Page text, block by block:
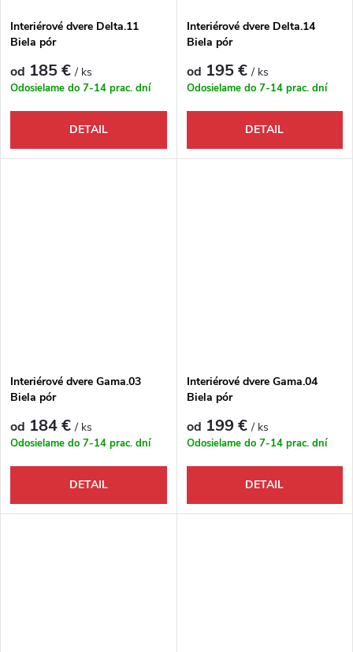
Interiérové dvere Delta.11
Biela pór
od 185 €/ ks
Odosielame do 7-14 prac. dní
DETAIL
Interiérové dvere Delta.14
Biela pór
od 195 €/ ks
Odosielame do 7-14 prac. dní
DETAIL
Interiérové dvere Gama.03
Biela pór
od 184 €/ ks
Odosielame do 7-14 prac. dní
DETAIL
Interiérové dvere Gama.04
Biela pór
od 199 €/ ks
Odosielame do 7-14 prac. dní
DETAIL